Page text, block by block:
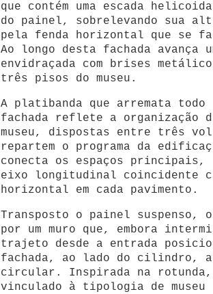
que contém uma escada
do painel, sobrelevando sua
pela fenda horizontal que se
Ao longo desta fachada avança
envidraçada com brises
três pisos do museu.
A platibanda que arremata todo
fachada reflete a organização
museu, dispostas entre três
repartem o programa da
conecta os espaços principais,
eixo longitudinal coincidente
horizontal em cada pavimento.
Transposto o painel suspenso,
por um muro que, embora
trajeto desde a entrada
fachada, ao lado do cilindro,
circular. Inspirada na rotunda,
vinculado à tipologia de museu